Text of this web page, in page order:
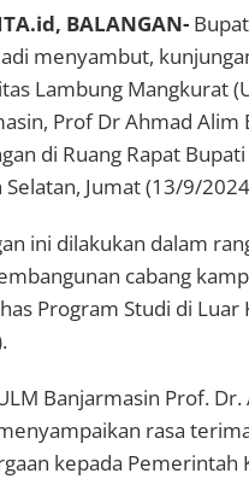
BALANGAN-
menyambut,
Lambung Mangkurat
Prof Dr Ahmad Alim
di Ruang Rapat Bupati
Selatan, Jumat (13/9/
ini dilakukan dalam
cabang
Program Studi di Luar
Banjarmasin Prof.
rasa
kepada Pemerintah